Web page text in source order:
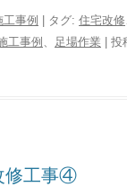
工事例 | タグ: 住宅改修
工事例 、 足場作業 | 投
修工事④